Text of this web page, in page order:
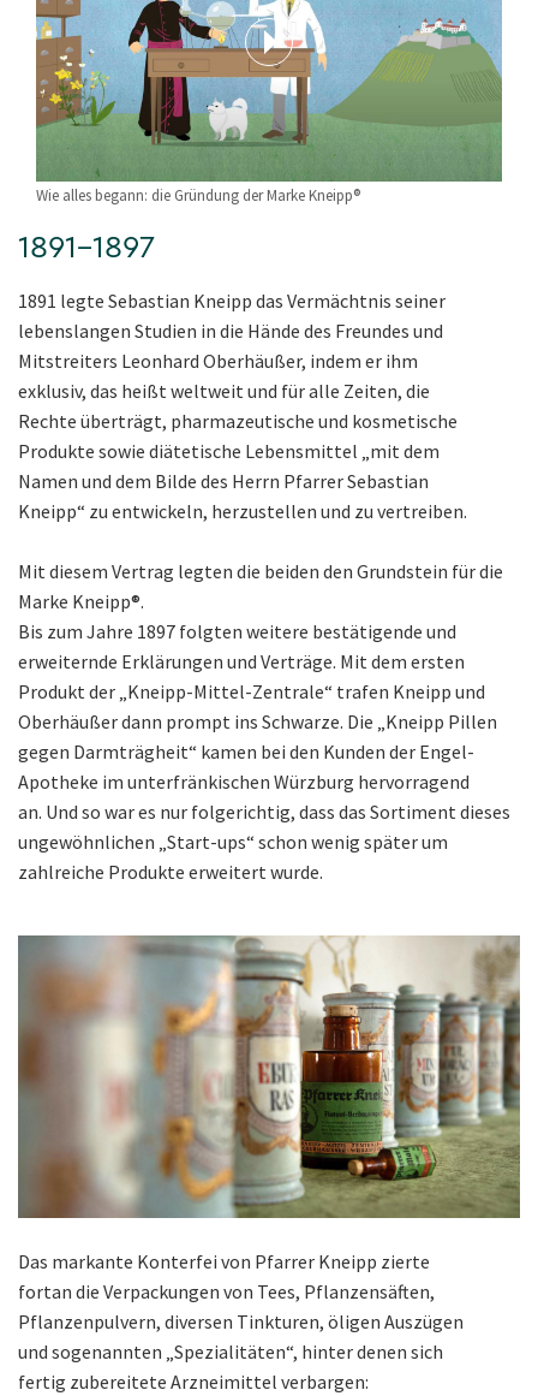
Wie alles begann: die Gründung der Marke Kneipp®
1891–1897
1891 legte Sebastian Kneipp das Vermächtnis seiner
lebenslangen Studien in die Hände des Freundes und
Mitstreiters Leonhard Oberhäußer, indem er ihm
exklusiv, das heißt weltweit und für alle Zeiten, die
Rechte überträgt, pharmazeutische und kosmetische
Produkte sowie diätetische Lebensmittel „mit dem
Namen und dem Bilde des Herrn Pfarrer Sebastian
Kneipp“ zu entwickeln, herzustellen und zu vertreiben.
Mit diesem Vertrag legten die beiden den Grundstein für die
Marke Kneipp®.
Bis zum Jahre 1897 folgten weitere bestätigende und
erweiternde Erklärungen und Verträge. Mit dem ersten
Produkt der „Kneipp-Mittel-Zentrale“ trafen Kneipp und
Oberhäußer dann prompt ins Schwarze. Die „Kneipp Pillen
gegen Darmträgheit“ kamen bei den Kunden der Engel-
Apotheke im unterfränkischen Würzburg hervorragend
an. Und so war es nur folgerichtig, dass das Sortiment dieses
ungewöhnlichen „Start-ups“ schon wenig später um
zahlreiche Produkte erweitert wurde.
Das markante Konterfei von Pfarrer Kneipp zierte
fortan die Verpackungen von Tees, Pflanzensäften,
Pflanzenpulvern, diversen Tinkturen, öligen Auszügen
und sogenannten „Spezialitäten“, hinter denen sich
fertig zubereitete Arzneimittel verbargen: